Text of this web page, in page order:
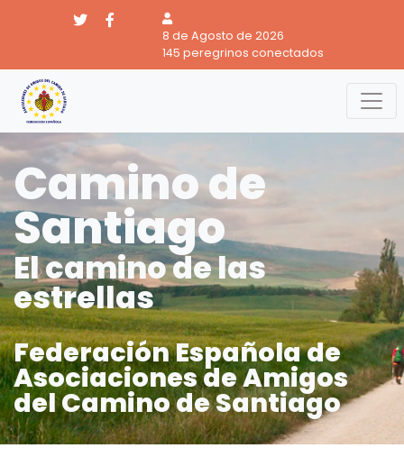
8 de Agosto de 2026
145 peregrinos conectados
Camino de
Santiago
El camino de las
estrellas
Federación Española de
Asociaciones de Amigos
del Camino de Santiago